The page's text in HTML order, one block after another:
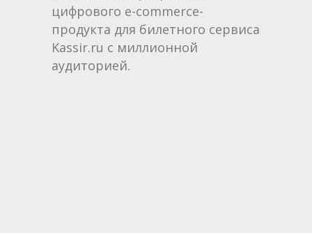
цифрового e-commerce-
продукта для билетного сервиса
Kassir.ru с миллионной
аудиторией.